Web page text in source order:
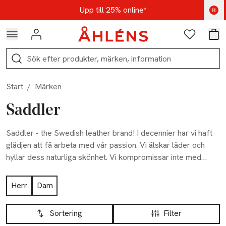
Hoppa till navigationsmenynUpp till 25% online*
Kod: AUG25 - Shoppa nu
Logga in Favoriter
Sök
Start / Märken
Saddler
Saddler - the Swedish leather brand! I decennier har vi haft
glädjen att få arbeta med vår passion. Vi älskar läder och
hyllar dess naturliga skönhet. Vi kompromissar inte med
läderaccessoarer som håller en livstid.
Hoppa till produktsidan
Herr
Dam
Hoppa till produktsidan
Filter
Sortering
Lista över produkter